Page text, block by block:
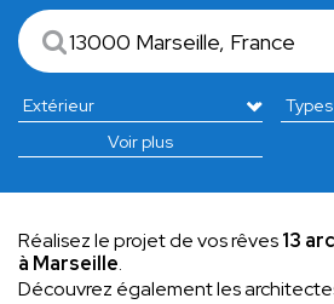
Voir plus
Réalisez le projet de vos rêves13
à Marseille.
Découvrez également les